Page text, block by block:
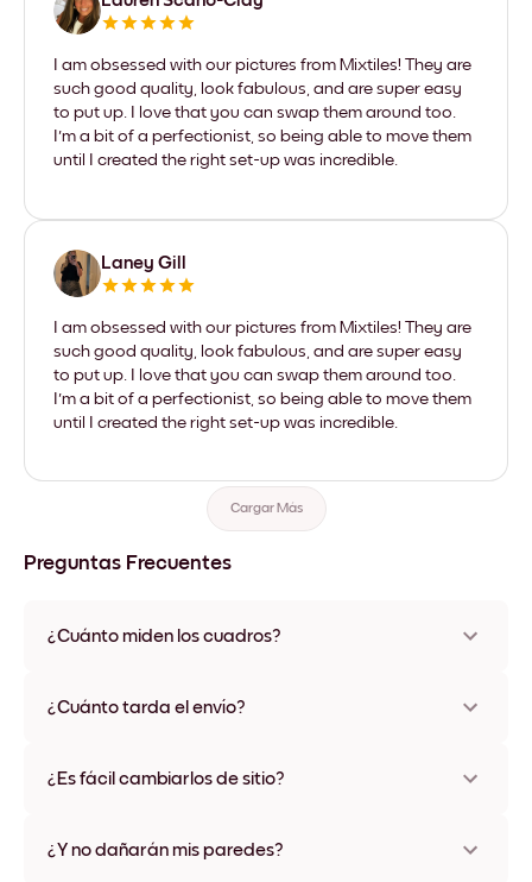
I am obsessed with our pictures from Mixtiles! They are
such good quality, look fabulous, and are super easy
to put up. I love that you can swap them around too.
I'm a bit of a perfectionist, so being able to move them
until I created the right set-up was incredible.
Laney Gill
I am obsessed with our pictures from Mixtiles! They are
such good quality, look fabulous, and are super easy
to put up. I love that you can swap them around too.
I'm a bit of a perfectionist, so being able to move them
until I created the right set-up was incredible.
Cargar Más
Preguntas Frecuentes
¿Cuánto miden los cuadros?
varios materiales y colores de marco, incluidas opciones sin
¿Cuánto tarda el envío?
disponibles en algunos países. Te enviaremos un número de
¿Es fácil cambiarlos de sitio?
ningún daño
¿Y no dañarán mis paredes?